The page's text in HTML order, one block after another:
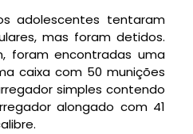
adolescentes tentaram
mas foram detidos.
foram encontradas uma
caixa com 50 munições
simples contendo
alongado com 41